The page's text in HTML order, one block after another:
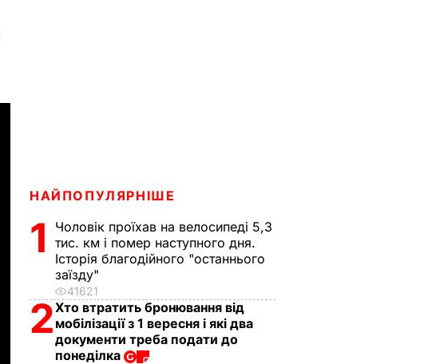
НАЙПОПУЛЯРНІШЕ
1
Чоловік проїхав на велосипеді 5,3
тис. км і помер наступного дня.
Історія благодійного "останнього
заїзду"
41621
2Хто втратить бронювання від
мобілізації з 1 вересня і які два
документи треба подати до
понеділка